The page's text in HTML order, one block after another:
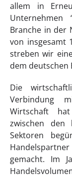
allem in
Branche in der
von insgesamt
streben wir
dem deutschen
Die
Verbindung
Wirtschaft
zwischen den
Sektoren
gemacht. Im